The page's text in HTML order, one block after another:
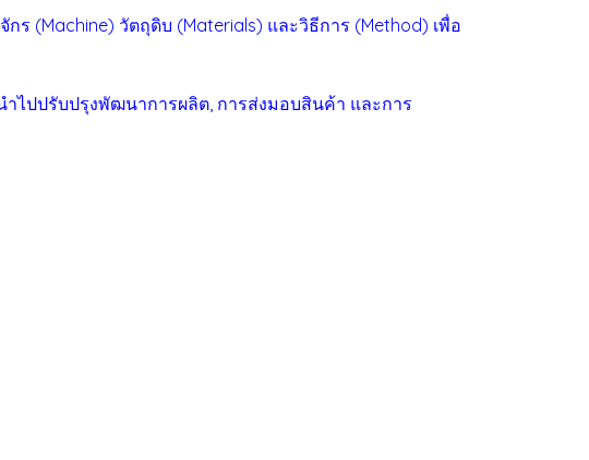
ร (Machine) วัตถุดิบ (Materials) และวิธีการ (Method) เพื่อ
ำไปปรับปรุงพัฒนาการผลิต, การส่งมอบสินค้า และการ